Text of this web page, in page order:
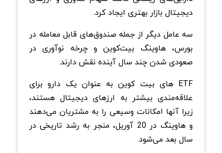
دیجیتال بازار بهتری ایجاد کرد.
سه عامل دیگر از جمله صندوق‌های قابل معامله در
بورس، هاوینگ بیت‌کوین و چرخه نوآوری در
صعودی شدن چند سال آینده نقش دارند.
ETF های بیت کوین به عنوان یک دارو برای
علاقه‌مندی بیشتر به ارزهای دیجیتال هستند،
زیرا آنها امکانات وسیعی را به مشتریان می‌دهند
و هاوینگ در 20 آوریل، منجر به رشد تاریخی در
سال بعد می‌شود.